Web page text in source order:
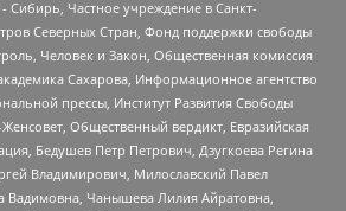
- Сибирь, Частное учреждение в Санкт-
Северных Стран, Фонд поддержки свободы
Человек и Закон, Общественная комиссия
Сахарова, Информационное агентство
прессы, Институт Развития Свободы
Общественный вердикт, Евразийская
Бедушев Петр Петрович, Дзугкоева Регина
Владимирович, Милославский Павел
Чанышева Лилия Айратовна,